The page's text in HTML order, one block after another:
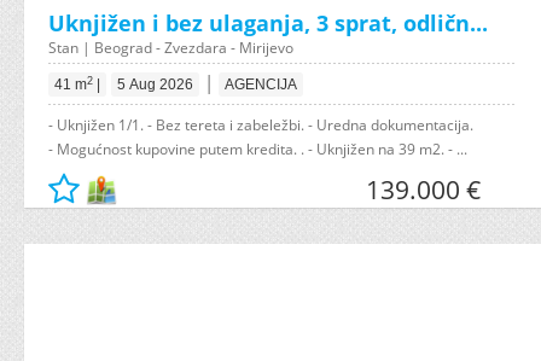
Uknjižen i bez ulaganja, 3 sprat, odličn...
Stan | Beograd - Zvezdara - Mirijevo
41 m2 5 Aug 2026 | AGENCIJA
- Uknjižen 1/1. - Bez tereta i zabeležbi. - Uredna dokumentacija.
- Mogućnost kupovine putem kredita. . - Uknjižen na 39 m2. - ...
139.000 €